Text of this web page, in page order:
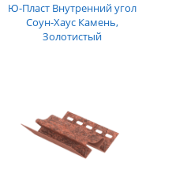
Ю-Пласт Внутренний угол
Соун-Хаус Камень,
Золотистый